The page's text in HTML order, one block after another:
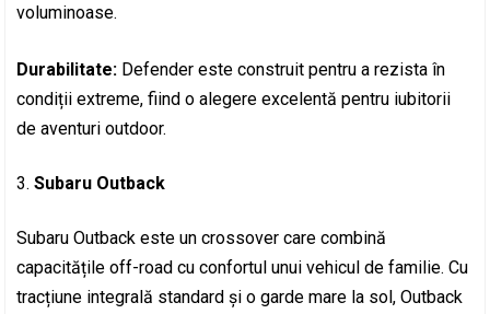
voluminoase.
Durabilitate: Defender este construit pentru a rezista în
condiții extreme, fiind o alegere excelentă pentru iubitorii
de aventuri outdoor.
Subaru Outback
Subaru Outback este un crossover care combină
capacitățile off-road cu confortul unui vehicul de familie. Cu
tracțiune integrală standard și o garde mare la sol, Outback